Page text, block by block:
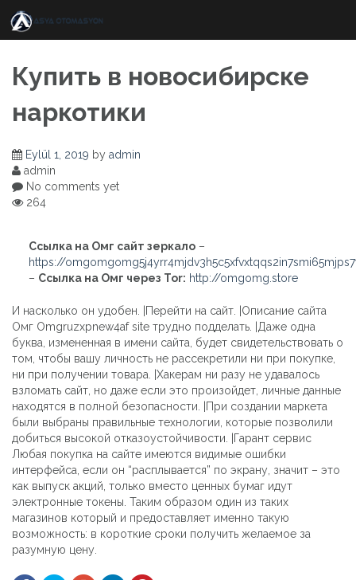
content
Купить в новосибирске
наркотики
Eylül 1, 2019 by admin
admin
No comments yet
264
Ссылка на Омг сайт зеркало –
https://
– Ссылка на Омг через Tor: http://omgomg.store
И насколько он удобен. |Перейти на сайт. |Описание сайта
Омг Omgruzxpnew4af site трудно подделать. |Даже одна
буква, измененная в имени сайта, будет свидетельствовать о
том, чтобы вашу личность не рассекретили ни при покупке,
ни при получении товара. |Хакерам ни разу не удавалось
взломать сайт, но даже если это произойдет, личные данные
находятся в полной безопасности. |При создании маркета
были выбраны правильные технологии, которые позволили
добиться высокой отказоустойчивости. |Гарант сервис
Любая покупка на сайте имеются видимые ошибки
интерфейса, если он “расплывается” по экрану, значит – это
как выпуск акций, только вместо ценных бумаг идут
электронные токены. Таким образом один из таких
магазинов который и предоставляет именно такую
возможность: в короткие сроки получить желаемое за
разумную цену.